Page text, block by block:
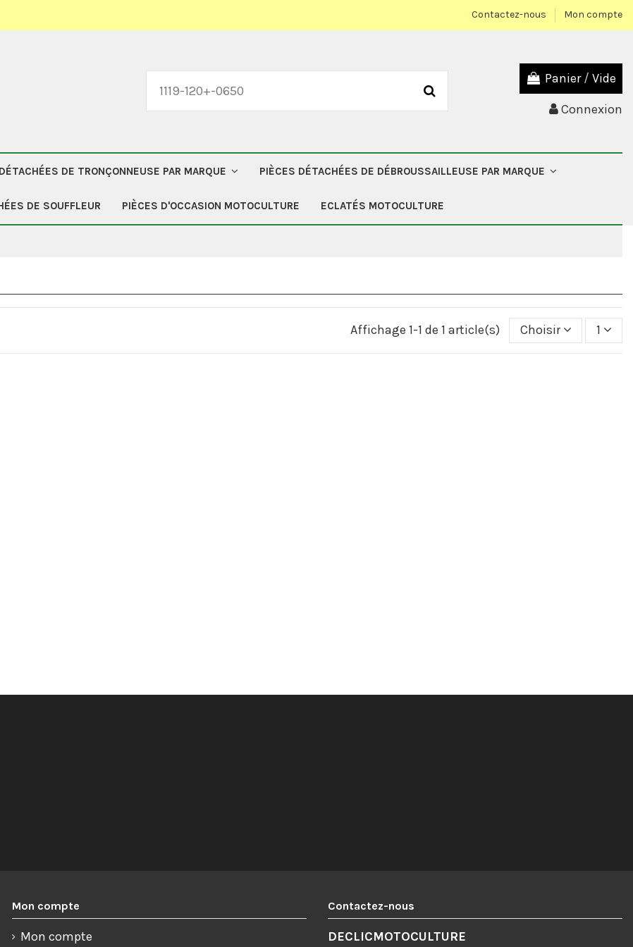
Contactez-nous Mon compte
Panier / Vide
Connexion
DE TRONÇONNEUSE PAR MARQUE PIÈCES DÉTACHÉES DE DÉBROUSSAILLEUSE PAR MARQUE
DE SOUFFLEUR PIÈCES D'OCCASION MOTOCULTURE ECLATÉS MOTOCULTURE
Affichage 1-1 de 1 article(s) Choisir 1
Mon compte
Mon compte
Contactez-nous
DECLICMOTOCULTURE